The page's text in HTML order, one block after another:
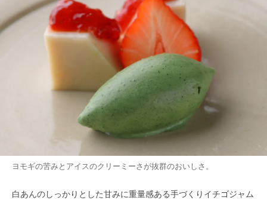
ヨモギの苦みとアイスのクリーミーさが抜群のおいしさ。
白あんのしっかりとした甘みに重量感ある手づくりイチゴジャム